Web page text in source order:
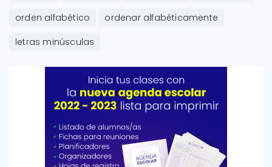
orden alfabético
ordenar alfabéticamente
letras minúsculas